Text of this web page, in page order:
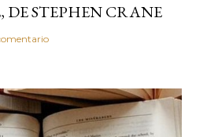
STEPHEN CRANE